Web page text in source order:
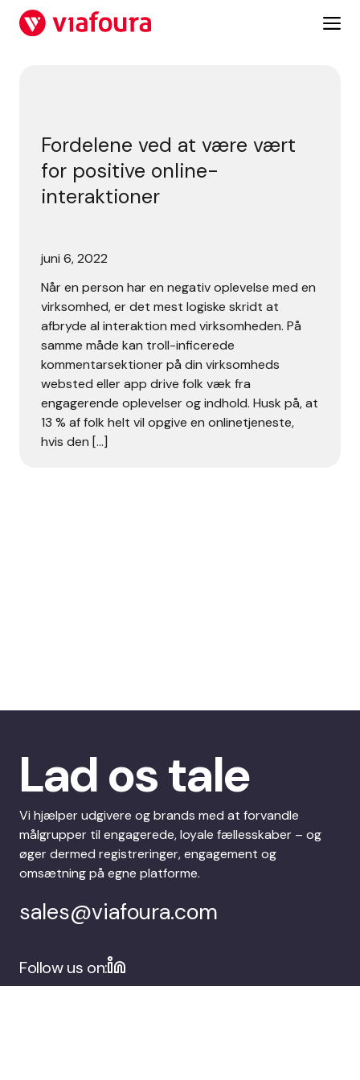
Fordelene ved at være vært
for positive online-
interaktioner
juni 6, 2022
Når en person har en negativ oplevelse med en
virksomhed, er det mest logiske skridt at
afbryde al interaktion med virksomheden. På
samme måde kan troll-inficerede
kommentarsektioner på din virksomheds
websted eller app drive folk væk fra
engagerende oplevelser og indhold. Husk på, at
13 % af folk helt vil opgive en onlinetjeneste,
hvis den […]
Lad os tale
Vi hjælper udgivere og brands med at forvandle
målgrupper til engagerede, loyale fællesskaber – og
øger dermed registreringer, engagement og
omsætning på egne platforme.
sales@viafoura.com
Follow us on: